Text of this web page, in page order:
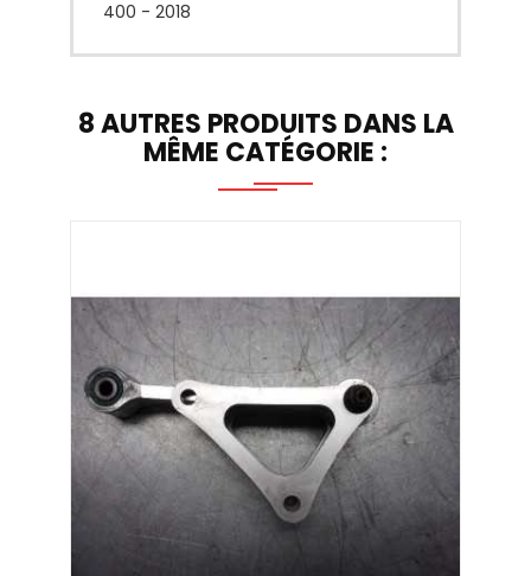
400 - 2018
8 AUTRES PRODUITS DANS LA
MÊME CATÉGORIE :